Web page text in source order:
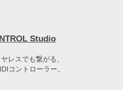
Studio
レスでも繋がる、
コントローラー。